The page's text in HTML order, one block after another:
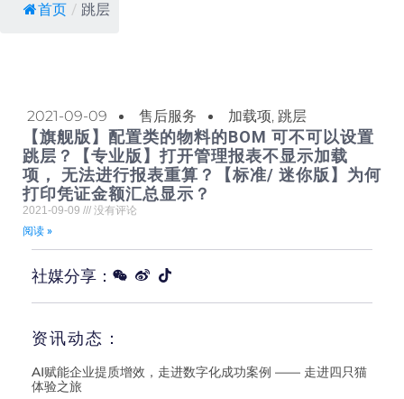
首页 / 跳层
2021-09-09 售后服务 加载项, 跳层
【旗舰版】配置类的物料的BOM 可不可以设置
跳层？【专业版】打开管理报表不显示加载
项， 无法进行报表重算？【标准/ 迷你版】为何
打印凭证金额汇总显示？
2021-09-09
没有评论
阅读 »
社媒分享：
资讯动态：
AI赋能企业提质增效，走进数字化成功案例 —— 走进四只猫
体验之旅